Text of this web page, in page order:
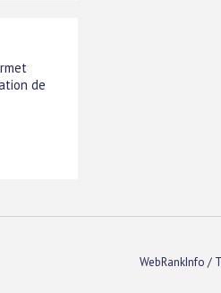
de
WebRankInfo /